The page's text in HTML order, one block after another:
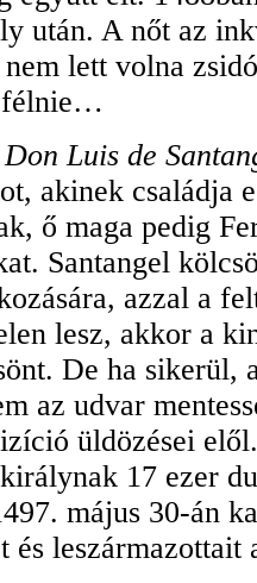
után. A nőt az
lett volna
félnie…
DonLuis de
akinek családja
ő maga pedig
Santangel
azzal a
lesz, akkor a
De ha sikerül,
az udvar
üldözései
17 ezer
május 30-án
és